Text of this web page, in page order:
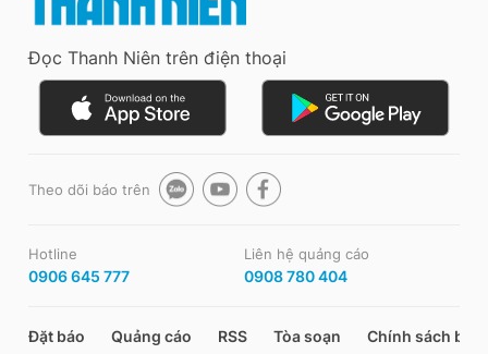
Đọc Thanh Niên trên điện thoại
Theo dõi báo trên
Hotline
0906 645 777
Liên hệ quảng cáo
0908 780 404
Đặt báo Quảng cáo RSS Tòa soạn Chính sách bảo